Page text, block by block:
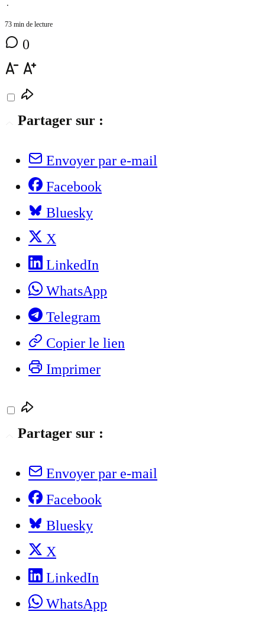
⋅
73 min de lecture
0
Partager sur :
Envoyer par e-mail
Facebook
Bluesky
X
LinkedIn
WhatsApp
Telegram
Copier le lien
Imprimer
Partager sur :
Envoyer par e-mail
Facebook
Bluesky
X
LinkedIn
WhatsApp